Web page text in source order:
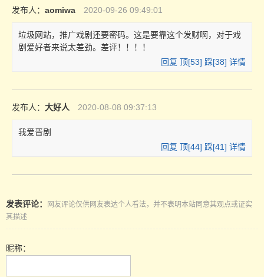
发布人： aomiwa 2020-09-26 09:49:01
垃圾网站，推广戏剧还要密码。这是要靠这个发财啊，对于戏
剧爱好者来说太差劲。差评！！！！
回复 顶[53] 踩[38] 详情
发布人： 大好人 2020-08-08 09:37:13
我爱晋剧
回复 顶[44] 踩[41] 详情
发表评论：
网友评论仅供网友表达个人看法，并不表明本站同意其观点或证实
其描述
昵称：